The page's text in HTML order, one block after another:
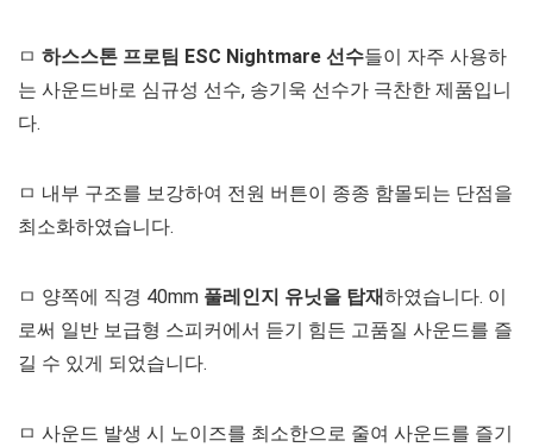
ㅁ 하스스톤 프로팀 ESC Nightmare 선수들이 자주 사용하
는 사운드바로 심규성 선수, 송기욱 선수가 극찬한 제품입니
다.
ㅁ 내부 구조를 보강하여 전원 버튼이 종종 함몰되는 단점을
최소화하였습니다.
ㅁ 양쪽에 직경 40mm 풀레인지 유닛을 탑재하였습니다. 이
로써 일반 보급형 스피커에서 듣기 힘든 고품질 사운드를 즐
길 수 있게 되었습니다.
ㅁ 사운드 발생 시 노이즈를 최소한으로 줄여 사운드를 즐기